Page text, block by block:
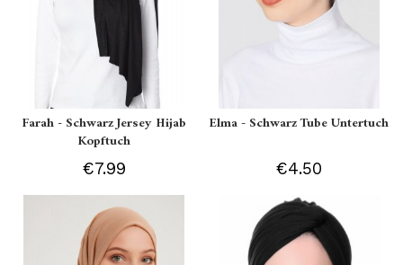
Farah - Schwarz Jersey Hijab
Kopftuch
€7.99
Elma - Schwarz Tube Untertuch
€4.50